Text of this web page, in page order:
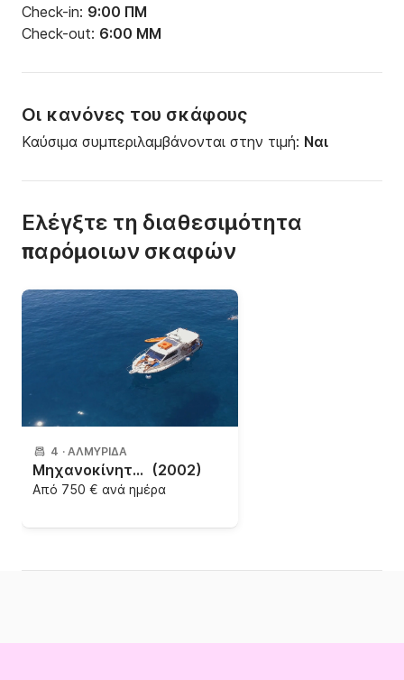
Check-in: 9:00 ΠΜ
Check-out: 6:00 ΜΜ
Οι κανόνες του σκάφους
Καύσιμα συμπεριλαμβάνονται στην τιμή: Ναι
Ελέγξτε τη διαθεσιμότητα
παρόμοιων σκαφών
4 · ΑΛΜΥΡΊΔΑ
Μηχανοκίνητο σκάφος KretaMare Cruiser 9 (2002)
Από 750 € ανά ημέρα